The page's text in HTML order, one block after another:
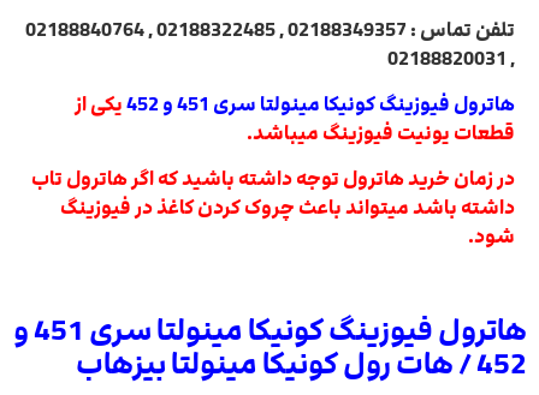
تلفن تماس : 02188349357 , 02188322485 , 02188840764
, 02188820031
هاترول فیوزینگ کونیکا مینولتا سری 451 و 452
یکی از
قطعات یونیت فیوزینگ میباشد.
در زمان خرید هاترول توجه داشته باشید که اگر هاترول تاب
داشته باشد میتواند باعث چروک کردن کاغذ در فیوزینگ
شود.
هاترول فیوزینگ کونیکا مینولتا سری 451 و
452 / هات رول کونیکا مینولتا بیزهاب